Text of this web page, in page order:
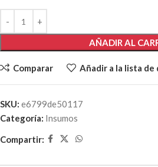
AÑADIR AL
Comparar Añadir a la lista de
SKU: e6799de50117
Categoría: Insumos
Compartir: